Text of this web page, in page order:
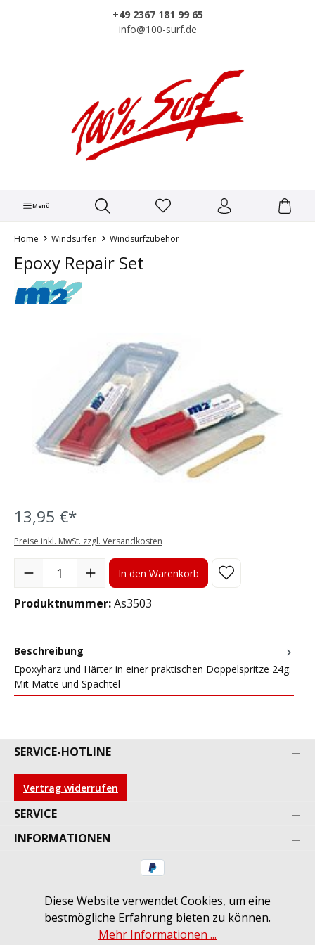
+49 2367 181 99 65
info@100-surf.de
Menü
Home Windsurfen Windsurfzubehör
Epoxy Repair Set
Bildergalerie überspringen
13,95 €*
Preise inkl. MwSt. zzgl. Versandkosten
Produkt Anzahl: Gib den gewünschten Wert ein oder benutze
In den Warenkorb
Produktnummer:As3503
Beschreibung
Epoxyharz und Härter in einer praktischen Doppelspritze 24g.
Mit Matte und Spachtel
SERVICE-HOTLINE
Vertrag widerrufen
SERVICE
INFORMATIONEN
* Alle Preise inkl. gesetzl. Mehrwertsteuer zzgl.
Versandkostenund ggf. Nachnahmegebühren, wenn
nicht anders angegeben.
Diese Website verwendet Cookies, um eine
bestmögliche Erfahrung bieten zu können.
Mehr Informationen ...